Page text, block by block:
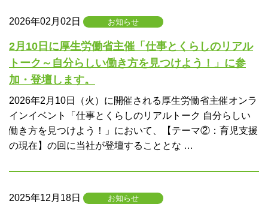
2026年02月02日 お知らせ
2月10日に厚生労働省主催「仕事とくらしのリアル
トーク～自分らしい働き方を見つけよう！」に参
加・登壇します。
2026年2月10日（火）に開催される厚生労働省主催オンラ
インイベント「仕事とくらしのリアルトーク 自分らしい
働き方を見つけよう！」において、【テーマ②：育児支援
の現在】の回に当社が登壇することとな …
2025年12月18日 お知らせ